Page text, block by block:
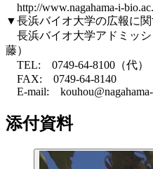
http://www.nagahama-i-
▼長浜バイオ大学の広報に
長浜バイオ大学アドミッ
藤）
TEL: 0749-64-8100（代）
FAX: 0749-64-8140
E-mail:
添付資料